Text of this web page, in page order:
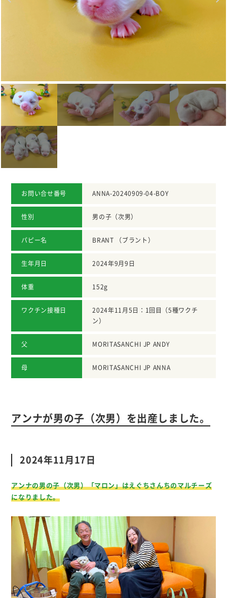
お問い合せ番号 ANNA-20240909-04-BOY
性別 男の子（次男）
パピー名 BRANT （ブラント）
生年月日 2024年9月9日
体重 152g
ワクチン接種日
2024年11月5日：1回目（5種ワクチ
ン）
父 MORITASANCHI JP ANDY
母 MORITASANCHI JP ANNA
アンナが男の子（次男）を出産しました。
2024年11月17日
アンナの男の子（次男）「マロン」はえぐちさんちのマルチーズ
になりました。